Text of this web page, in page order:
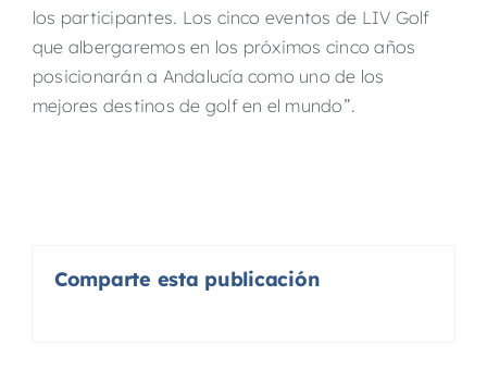
los participantes. Los cinco eventos de LIV Golf
que albergaremos en los próximos cinco años
posicionarán a Andalucía como uno de los
mejores destinos de golf en el mundo”.
Comparte esta publicación